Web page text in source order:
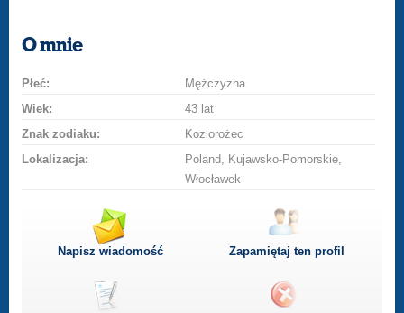
O mnie
Płeć:
Mężczyzna
Wiek:
43 lat
Znak zodiaku:
Koziorożec
Lokalizacja:
Poland, Kujawsko-Pomorskie,
Włocławek
Napisz wiadomość Zapamiętaj ten profil